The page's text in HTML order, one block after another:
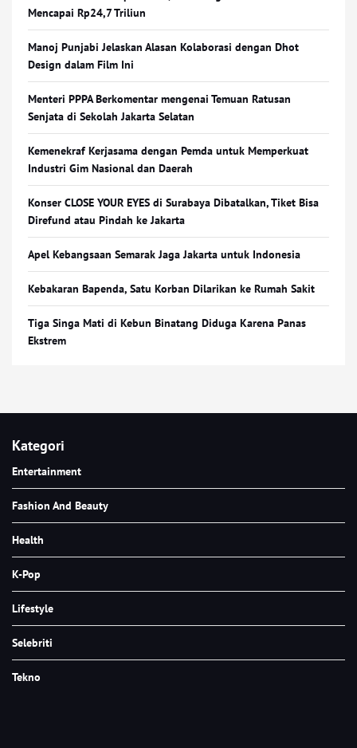
Mencapai Rp24,7 Triliun
Manoj Punjabi Jelaskan Alasan Kolaborasi dengan Dhot
Design dalam Film Ini
Menteri PPPA Berkomentar mengenai Temuan Ratusan
Senjata di Sekolah Jakarta Selatan
Kemenekraf Kerjasama dengan Pemda untuk Memperkuat
Industri Gim Nasional dan Daerah
Konser CLOSE YOUR EYES di Surabaya Dibatalkan, Tiket Bisa
Direfund atau Pindah ke Jakarta
Apel Kebangsaan Semarak Jaga Jakarta untuk Indonesia
Kebakaran Bapenda, Satu Korban Dilarikan ke Rumah Sakit
Tiga Singa Mati di Kebun Binatang Diduga Karena Panas
Ekstrem
Kategori
Entertainment
Fashion And Beauty
Health
K-Pop
Lifestyle
Selebriti
Tekno